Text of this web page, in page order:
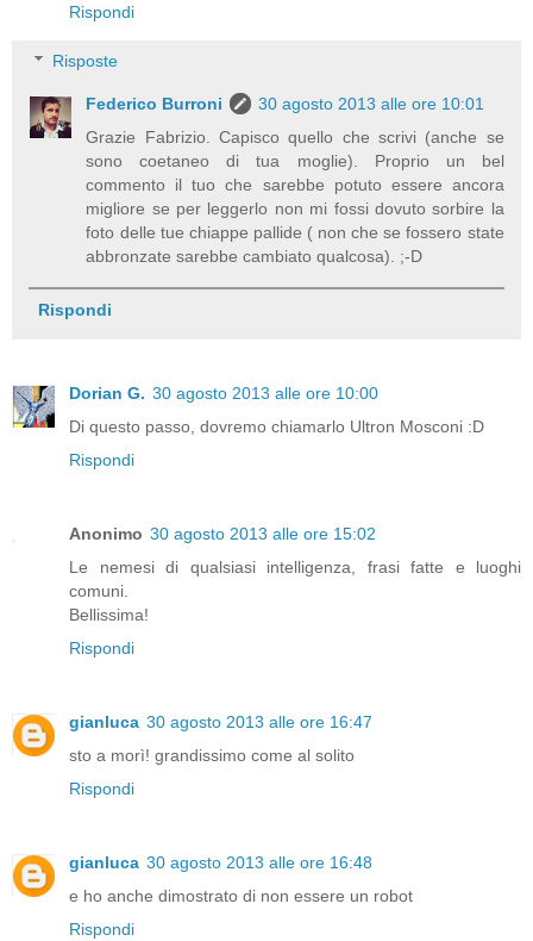
Rispondi
Risposte
Federico Burroni
30 agosto 2013 alle ore 10:01
Grazie Fabrizio. Capisco quello che scrivi (anche se
sono coetaneo di tua moglie). Proprio un bel
commento il tuo che sarebbe potuto essere ancora
migliore se per leggerlo non mi fossi dovuto sorbire la
foto delle tue chiappe pallide ( non che se fossero state
abbronzate sarebbe cambiato qualcosa). ;-D
Rispondi
Dorian G. 30 agosto 2013 alle ore 10:00
Di questo passo, dovremo chiamarlo Ultron Mosconi :D
Rispondi
Anonimo 30 agosto 2013 alle ore 15:02
Le nemesi di qualsiasi intelligenza, frasi fatte e luoghi
comuni.
Bellissima!
Rispondi
gianluca 30 agosto 2013 alle ore 16:47
sto a morì! grandissimo come al solito
Rispondi
gianluca 30 agosto 2013 alle ore 16:48
e ho anche dimostrato di non essere un robot
Rispondi